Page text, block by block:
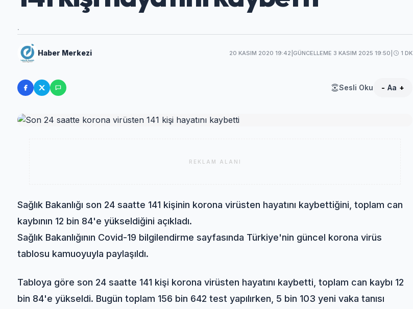
.
Haber Merkezi 20 KASIM 2020 19:42 GÜNCELLEME 3 KASIM 2025 19:50 1 DK
Sesli Oku - Aa +
REKLAM ALANI
Sağlık Bakanlığı son 24 saatte 141 kişinin korona virüsten hayatını kaybettiğini, toplam can
kaybının 12 bin 84'e yükseldiğini açıkladı.
Sağlık Bakanlığının Covid-19 bilgilendirme sayfasında Türkiye'nin güncel korona virüs
tablosu kamuoyuyla paylaşıldı.
Tabloya göre son 24 saatte 141 kişi korona virüsten hayatını kaybetti, toplam can kaybı 12
bin 84'e yükseldi. Bugün toplam 156 bin 642 test yapılırken, 5 bin 103 yeni vaka tanısı